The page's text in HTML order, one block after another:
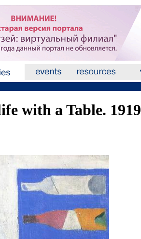
with a Table. 1919